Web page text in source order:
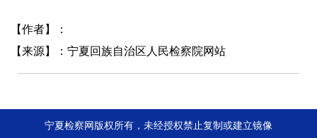
【作者】：
【来源】：宁夏回族自治区人民检察院网站
宁夏检察网版权所有，未经授权禁止复制或建立镜像